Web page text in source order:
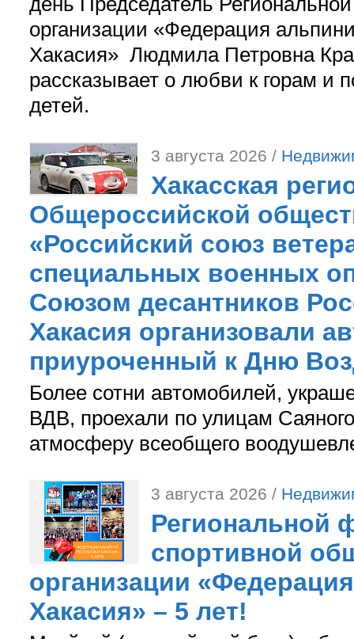
организации «Федерация
Хакасия» Людмила Петровна
рассказывает о любви к горам и
детей.
3 августа 2026 /
Хакасская
Общероссийской
«Российский союз
специальных военных
Союзом десантников
Хакасия организовали
приуроченный к Дню
Более сотни автомобилей,
ВДВ, проехали по улицам
атмосферу всеобщего
3 августа 2026 /
Региональной
спортивной
организации
Хакасия» – 5 лет!